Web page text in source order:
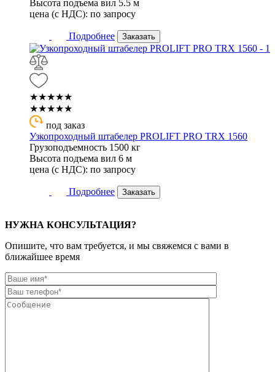
Высота подъема вил 5.5 м
цена (с НДС): по запросу
Подробнее Заказать
★★★★★
★★★★★
под заказ
Узкопроходный штабелер PROLIFT PRO TRX 1560
Грузоподъемность 1500 кг
Высота подъема вил 6 м
цена (с НДС): по запросу
Подробнее Заказать
НУЖНА КОНСУЛЬТАЦИЯ?
Опишите, что вам требуется, и мы свяжемся с вами в
ближайшее время